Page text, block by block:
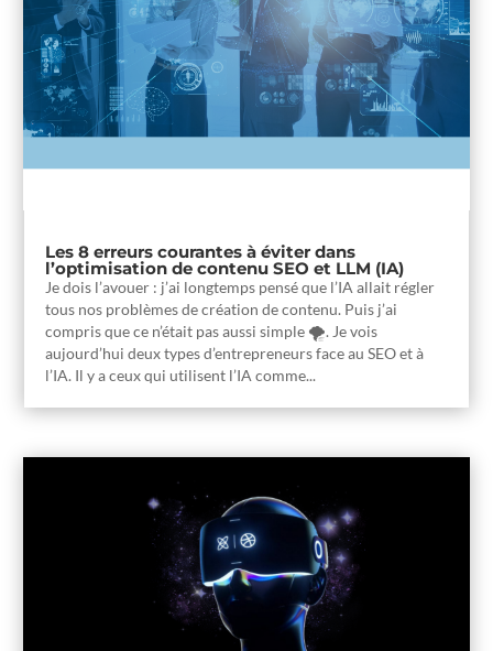
Les 8 erreurs courantes à éviter dans
l’optimisation de contenu SEO et LLM (IA)
Je dois l’avouer : j’ai longtemps pensé que l’IA allait régler
tous nos problèmes de création de contenu. Puis j’ai
compris que ce n’était pas aussi simple 🌪️. Je vois
aujourd’hui deux types d’entrepreneurs face au SEO et à
l’IA. Il y a ceux qui utilisent l’IA comme...